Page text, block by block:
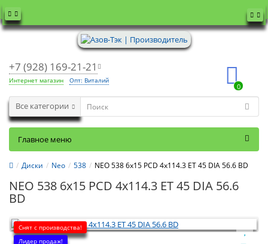
+7 (928) 169-21-21
Интернет магазин Опт: Виталий
0
Все категории
Главное меню
Диски Neo 538 NEO 538 6x15 PCD 4x114.3 ET 45 DIA 56.6 BD
NEO 538 6x15 PCD 4x114.3 ET 45 DIA 56.6
BD
Снят с производства!
Лидер продаж!